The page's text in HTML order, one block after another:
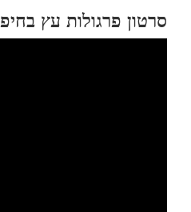
סרטון פרגולות עץ